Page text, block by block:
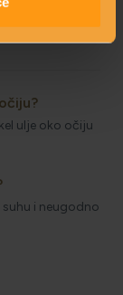
ulje oko očiju
i neugodno